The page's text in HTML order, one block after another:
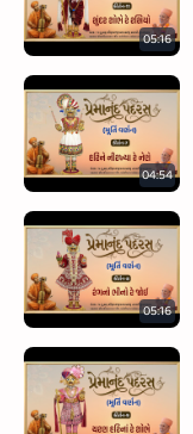
05:16
04:54
05:16